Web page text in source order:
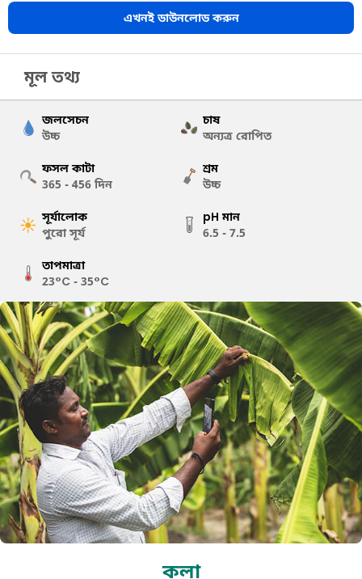
এখনই ডাউনলোড করুন
মূল তথ্য
জলসেচন
উচ্চ
চাষ
অন্যত্র রোপিত
ফসল কাটা
365 - 456 দিন
শ্রম
উচ্চ
সূর্যালোক
পুরো সূর্য
pH মান
6.5 - 7.5
তাপমাত্রা
23°C - 35°C
কলা